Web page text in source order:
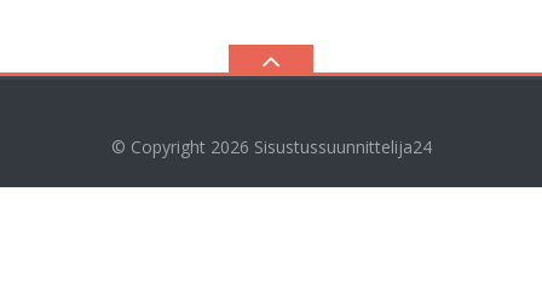
© Copyright 2026 Sisustussuunnittelija24